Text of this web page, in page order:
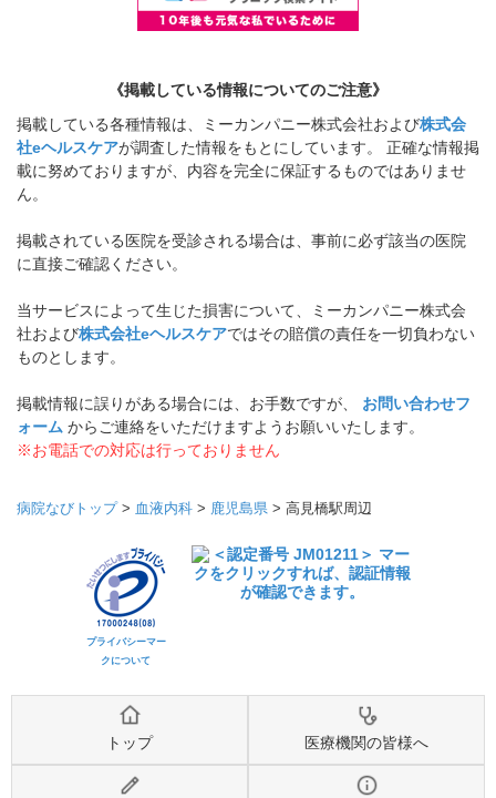
《掲載している情報についてのご注意》
掲載している各種情報は、ミーカンパニー株式会社および株式会
社eヘルスケアが調査した情報をもとにしています。 正確な情報掲
載に努めておりますが、内容を完全に保証するものではありませ
ん。
掲載されている医院を受診される場合は、事前に必ず該当の医院
に直接ご確認ください。
当サービスによって生じた損害について、ミーカンパニー株式会
社および株式会社eヘルスケアではその賠償の責任を一切負わない
ものとします。
掲載情報に誤りがある場合には、お手数ですが、 お問い合わせフ
ォーム からご連絡をいただけますようお願いいたします。
※お電話での対応は行っておりません
病院なびトップ> 血液内科 > 鹿児島県 > 高見橋駅周辺
プライバシーマー
クについて
トップ 医療機関の皆様へ